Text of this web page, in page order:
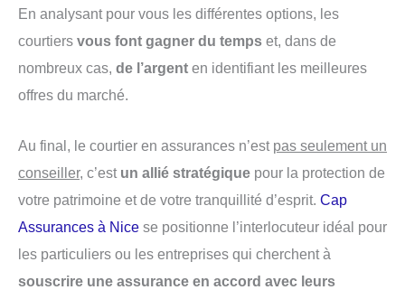
En analysant pour vous les différentes options, les
courtiers vous font gagner du temps et, dans de
nombreux cas, de l’argent en identifiant les meilleures
offres du marché.
Au final, le courtier en assurances n’est pas seulement un
conseiller, c’est un allié stratégique pour la protection de
votre patrimoine et de votre tranquillité d’esprit. Cap
Assurances à Nice se positionne l’interlocuteur idéal pour
les particuliers ou les entreprises qui cherchent à
souscrire une assurance en accord avec leurs